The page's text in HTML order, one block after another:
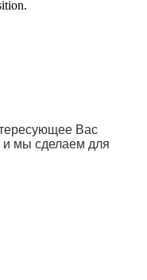
Вас
и мы сделаем для